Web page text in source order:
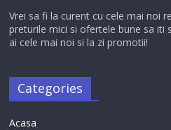
Vrei sa fi la curent cu cele mai noi
preturile mici si ofertele bune sa iti
ai cele mai noi si la zi promotii!
Categories
Acasa